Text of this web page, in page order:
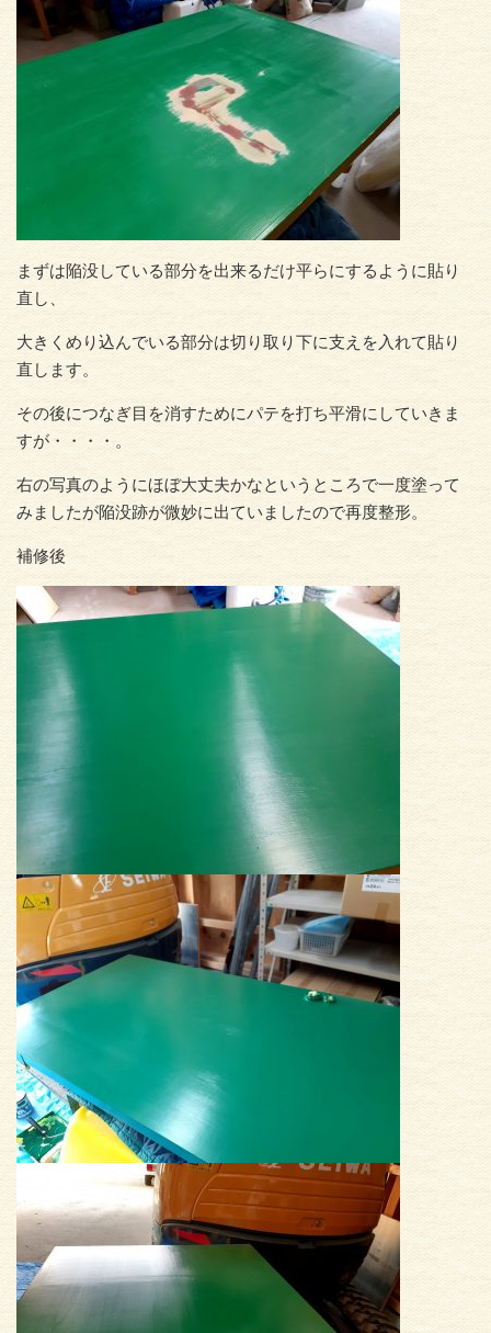
まずは陥没している部分を出来るだけ平らにするように貼り
直し、
大きくめり込んでいる部分は切り取り下に支えを入れて貼り
直します。
その後につなぎ目を消すためにパテを打ち平滑にしていきま
すが・・・・。
右の写真のようにほぼ大丈夫かなというところで一度塗って
みましたが陥没跡が微妙に出ていましたので再度整形。
補修後